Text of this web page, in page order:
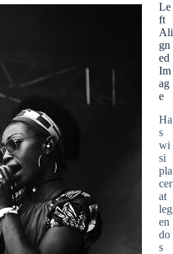
Le
ft
Ali
gn
ed
Im
ag
e
Ha
s
wi
si
pla
cer
at
leg
en
do
s